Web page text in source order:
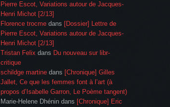
Pierre Escot, Variations autour de Jacques-
Henri Michot [2/13]
Florence trocme dans [Dossier] Lettre de
Pierre Escot, Variations autour de Jacques-
Henri Michot [2/13]
Tristan Felix dans Du nouveau sur libr-
critique
schildge martine dans [Chronique] Gilles
Jallet, Ce que les femmes font à l’art (à
propos d’Isabelle Garron, Le Poème tangent)
Marie-Helene Dhénin dans [Chronique] Eric